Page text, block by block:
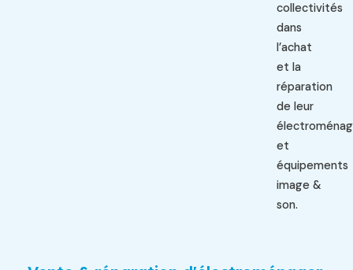
collectivités
dans
l’achat
et la
réparation
de leur
et
équipements
image &
son.